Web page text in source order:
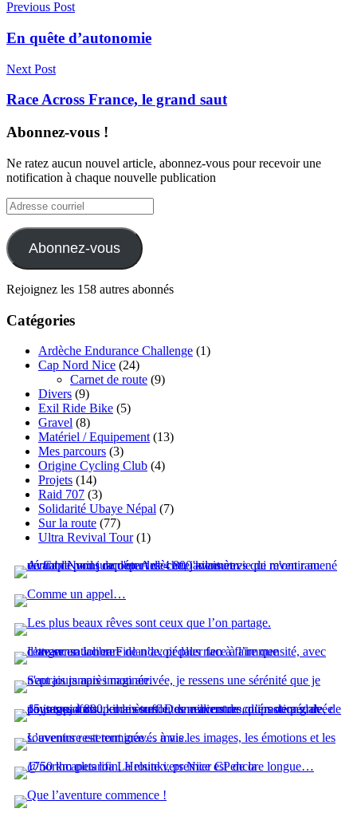
Navigation
de
l’article
Previous Post
En quête d’autonomie
Next Post
Race Across France, le grand saut
Abonnez-vous !
Ne ratez aucun nouvel article, abonnez-vous pour recevoir une
notification à chaque nouvelle publication
Adresse
courriel
Abonnez-vous
Rejoignez les 158 autres abonnés
Catégories
Ardèche Endurance Challenge (1)
Cap Nord Nice (24)
Carnet de route (9)
Divers (9)
Exil Ride Bike (5)
Gravel (8)
Matériel / Equipement (13)
Mes parcours (3)
Origine Cycling Club (4)
Projets (14)
Raid 707 (3)
Solidarité Ubaye Népal (7)
Sur la route (77)
Ultra Revival Tour(1)